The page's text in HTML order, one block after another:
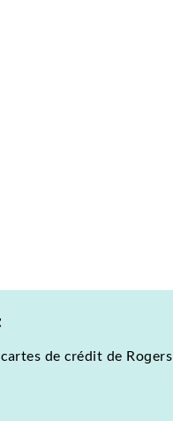
cartes de crédit de Rogers